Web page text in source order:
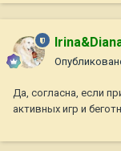
Да, согласна, если
активных игр и